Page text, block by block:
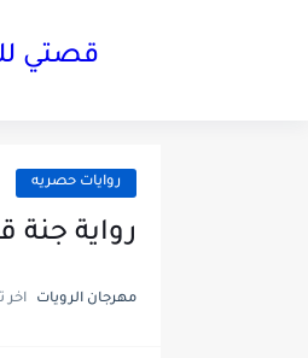
قصتي
روايات حصريه
رواية جنة قلب
مهرجان الرويات اخر